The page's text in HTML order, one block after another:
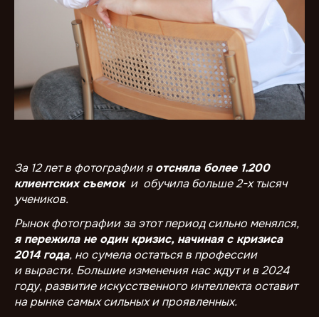
За 12 лет в фотографии яотсняла более 1.200
клиентских съемоки обучила больше 2-х тысяч
учеников.
Рынок фотографии за этот период сильно менялся,
я пережила не один кризис, начиная с кризиса
2014 года, но сумела остаться в профессии
и вырасти. Большие изменения нас ждут и в 2024
году, развитие искусственного интеллекта оставит
на рынке самых сильных и проявленных.